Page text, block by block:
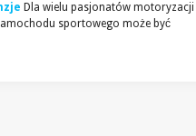
Dla wielu pasjonatów motoryzacji
sportowego może być